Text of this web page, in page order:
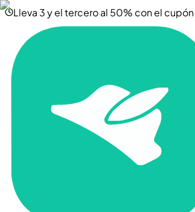
Lleva 3 y el tercero al 50% con el cupón